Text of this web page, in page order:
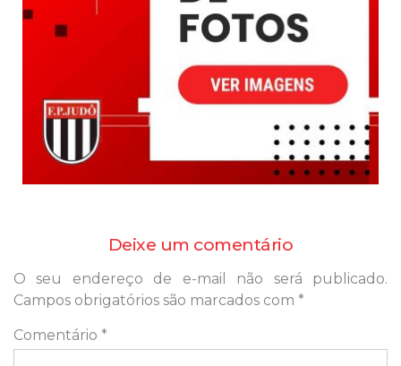
Deixe um comentário
O seu endereço de e-mail não será publicado.
Campos obrigatórios são marcados com *
Comentário *